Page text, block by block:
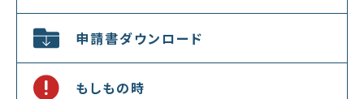
申請書ダウンロード
もしもの時